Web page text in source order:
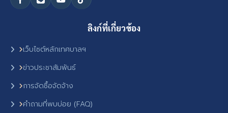
ลิงก์ที่เกี่ยวข้อง
เว็บไซต์หลักเทศบาลฯ
ข่าวประชาสัมพันธ์
การจัดซื้อจัดจ้าง
คำถามที่พบบ่อย (FAQ)